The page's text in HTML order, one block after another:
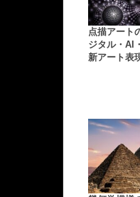
点描アート
ジタル・AI
新アート表